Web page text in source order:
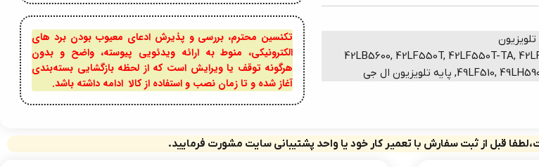
تلویزیون
42LB5600, 42LF550T, 42LF550T-TA,
49LF510,
, پایه تلویزیون ال جی
تکنسین محترم، بررسی و پذیرش ادعای معیوب بودن برد های
الکترونیکی، منوط به ارائه ویدئویی پیوسته، واضح و بدون
هرگونه توقف یا ویرایش است که از لحظه بازگشایی بسته‌بندی
آغاز شده و تا زمان نصب و استفاده از کالا ادامه داشته باشد.
قبل از ثبت سفارش با تعمیر کار خود یا واحد پشتیبانی سایت مشورت فرمایید.